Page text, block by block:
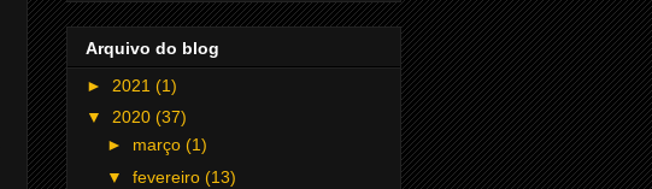
Arquivo do blog
► 2021 (1)
▼ 2020 (37)
► março (1)
▼ fevereiro (13)